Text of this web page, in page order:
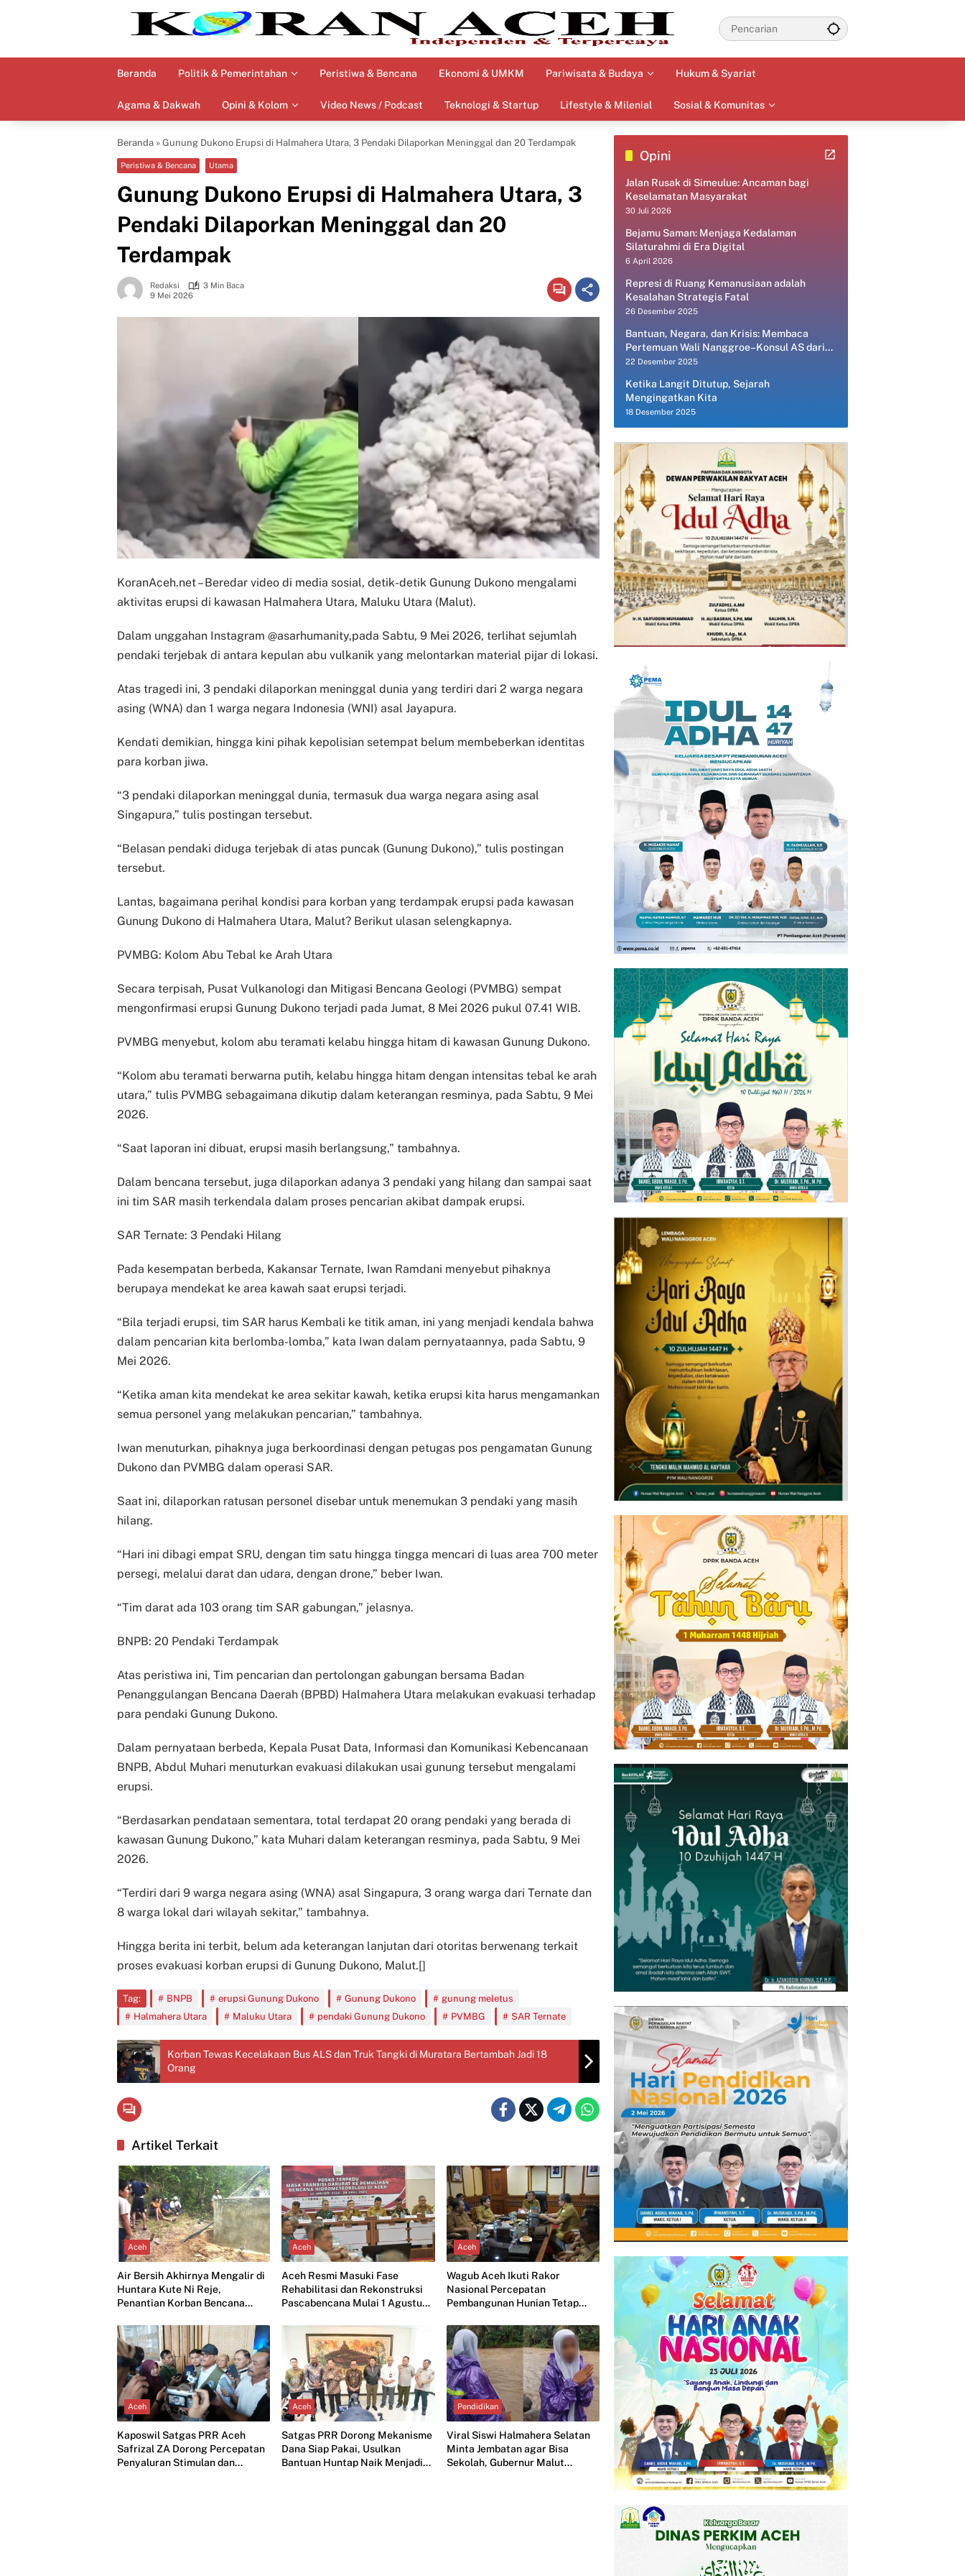
Beranda Politik & Pemerintahan Peristiwa & Bencana Ekonomi & UMKM Pariwisata & Budaya Hukum & Syariat
Agama & Dakwah Opini & Kolom Video News / Podcast Teknologi & Startup Lifestyle & Milenial Sosial & Komunitas
Beranda » Gunung Dukono Erupsi di Halmahera Utara, 3 Pendaki Dilaporkan Meninggal dan 20 Terdampak
Peristiwa & Bencana Utama
Gunung Dukono Erupsi di Halmahera Utara, 3
Pendaki Dilaporkan Meninggal dan 20
Terdampak
Redaksi
3 Min Baca
9 Mei 2026
KoranAceh.net – Beredar video di media sosial, detik-detik Gunung Dukono mengalami
aktivitas erupsi di kawasan Halmahera Utara, Maluku Utara (Malut).
Dalam unggahan Instagram @asarhumanity,pada Sabtu, 9 Mei 2026, terlihat sejumlah
pendaki terjebak di antara kepulan abu vulkanik yang melontarkan material pijar di lokasi.
Atas tragedi ini, 3 pendaki dilaporkan meninggal dunia yang terdiri dari 2 warga negara
asing (WNA) dan 1 warga negara Indonesia (WNI) asal Jayapura.
Kendati demikian, hingga kini pihak kepolisian setempat belum membeberkan identitas
para korban jiwa.
“3 pendaki dilaporkan meninggal dunia, termasuk dua warga negara asing asal
Singapura,” tulis postingan tersebut.
“Belasan pendaki diduga terjebak di atas puncak (Gunung Dukono),” tulis postingan
tersebut.
Lantas, bagaimana perihal kondisi para korban yang terdampak erupsi pada kawasan
Gunung Dukono di Halmahera Utara, Malut? Berikut ulasan selengkapnya.
PVMBG: Kolom Abu Tebal ke Arah Utara
Secara terpisah, Pusat Vulkanologi dan Mitigasi Bencana Geologi (PVMBG) sempat
mengonfirmasi erupsi Gunung Dukono terjadi pada Jumat, 8 Mei 2026 pukul 07.41 WIB.
PVMBG menyebut, kolom abu teramati kelabu hingga hitam di kawasan Gunung Dukono.
“Kolom abu teramati berwarna putih, kelabu hingga hitam dengan intensitas tebal ke arah
utara,” tulis PVMBG sebagaimana dikutip dalam keterangan resminya, pada Sabtu, 9 Mei
2026.
“Saat laporan ini dibuat, erupsi masih berlangsung,” tambahnya.
Dalam bencana tersebut, juga dilaporkan adanya 3 pendaki yang hilang dan sampai saat
ini tim SAR masih terkendala dalam proses pencarian akibat dampak erupsi.
SAR Ternate: 3 Pendaki Hilang
Pada kesempatan berbeda, Kakansar Ternate, Iwan Ramdani menyebut pihaknya
berupaya mendekat ke area kawah saat erupsi terjadi.
“Bila terjadi erupsi, tim SAR harus Kembali ke titik aman, ini yang menjadi kendala bahwa
dalam pencarian kita berlomba-lomba,” kata Iwan dalam pernyataannya, pada Sabtu, 9
Mei 2026.
“Ketika aman kita mendekat ke area sekitar kawah, ketika erupsi kita harus mengamankan
semua personel yang melakukan pencarian,” tambahnya.
Iwan menuturkan, pihaknya juga berkoordinasi dengan petugas pos pengamatan Gunung
Dukono dan PVMBG dalam operasi SAR.
Saat ini, dilaporkan ratusan personel disebar untuk menemukan 3 pendaki yang masih
hilang.
“Hari ini dibagi empat SRU, dengan tim satu hingga tingga mencari di luas area 700 meter
persegi, melalui darat dan udara, dengan drone,” beber Iwan.
“Tim darat ada 103 orang tim SAR gabungan,” jelasnya.
BNPB: 20 Pendaki Terdampak
Atas peristiwa ini, Tim pencarian dan pertolongan gabungan bersama Badan
Penanggulangan Bencana Daerah (BPBD) Halmahera Utara melakukan evakuasi terhadap
para pendaki Gunung Dukono.
Dalam pernyataan berbeda, Kepala Pusat Data, Informasi dan Komunikasi Kebencanaan
BNPB, Abdul Muhari menuturkan evakuasi dilakukan usai gunung tersebut mengalami
erupsi.
“Berdasarkan pendataan sementara, total terdapat 20 orang pendaki yang berada di
kawasan Gunung Dukono,” kata Muhari dalam keterangan resminya, pada Sabtu, 9 Mei
2026.
“Terdiri dari 9 warga negara asing (WNA) asal Singapura, 3 orang warga dari Ternate dan
8 warga lokal dari wilayah sekitar,” tambahnya.
Hingga berita ini terbit, belum ada keterangan lanjutan dari otoritas berwenang terkait
proses evakuasi korban erupsi di Gunung Dukono, Malut.[]
Tag: BNPB erupsi Gunung Dukono Gunung Dukono
gunung meletus
Halmahera Utara
Maluku Utara pendaki Gunung Dukono PVMBG SAR Ternate
Korban Tewas Kecelakaan Bus ALS dan Truk Tangki di Muratara Bertambah Jadi 18
Orang
Artikel Terkait
Aceh
Air Bersih Akhirnya Mengalir di
Huntara Kute Ni Reje,
Penantian Korban Bencana
Aceh
Aceh Resmi Masuki Fase
Rehabilitasi dan Rekonstruksi
Pascabencana Mulai 1 Agustus
Aceh
Wagub Aceh Ikuti Rakor
Nasional Percepatan
Pembangunan Hunian Tetap
Aceh
Kaposwil Satgas PRR Aceh
Safrizal ZA Dorong Percepatan
Penyaluran Stimulan dan
Aceh
Satgas PRR Dorong Mekanisme
Dana Siap Pakai, Usulkan
Bantuan Huntap Naik Menjadi
Pendidikan
Viral Siswi Halmahera Selatan
Minta Jembatan agar Bisa
Sekolah, Gubernur Malut
Opini
Jalan Rusak di Simeulue: Ancaman bagi
Keselamatan Masyarakat
30 Juli 2026
Bejamu Saman: Menjaga Kedalaman
Silaturahmi di Era Digital
6 April 2026
Represi di Ruang Kemanusiaan adalah
Kesalahan Strategis Fatal
26 Desember 2025
Bantuan, Negara, dan Krisis: Membaca
Pertemuan Wali Nanggroe–Konsul AS dari
Perspektif Ekonomi Politik
22 Desember 2025
Ketika Langit Ditutup, Sejarah
Mengingatkan Kita
18 Desember 2025